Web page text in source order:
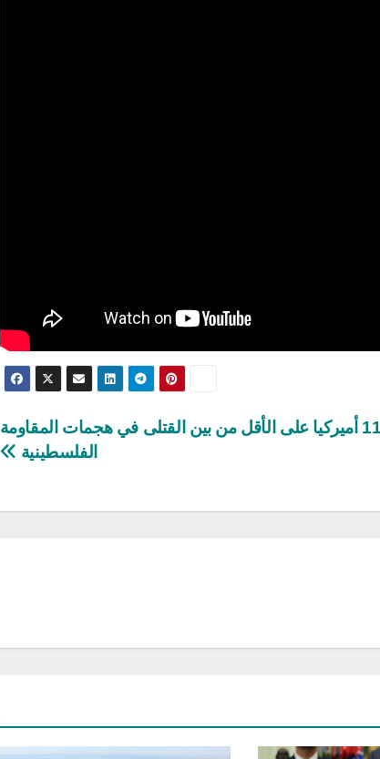
11 أميركيا على الأقل من بين القتلى في هجمات المقاومة
الفلسطينية